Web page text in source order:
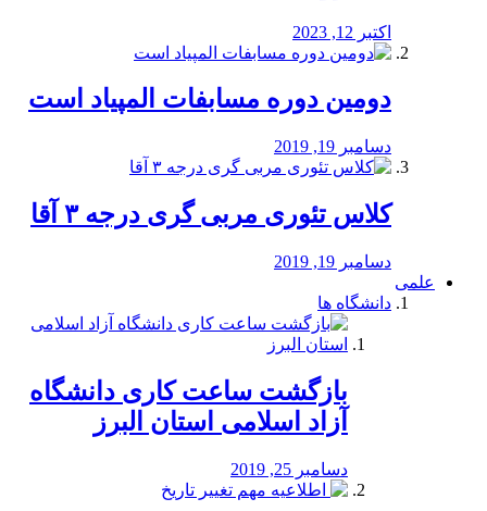
اکتبر 12, 2023
دومین دوره مسابفات المپیاد است
دسامبر 19, 2019
کلاس تئوری مربی گری درجه ۳ آقا
دسامبر 19, 2019
علمی
دانشگاه ها
بازگشت ساعت کاری دانشگاه
آزاد اسلامی استان البرز
دسامبر 25, 2019